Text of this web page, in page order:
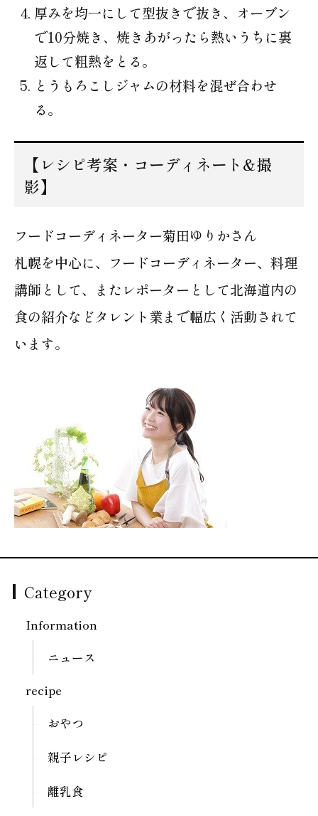
厚みを均一にして型抜きで抜き、オーブン
で10分焼き、焼きあがったら熱いうちに裏
返して粗熱をとる。
とうもろこしジャムの材料を混ぜ合わせ
る。
【レシピ考案・コーディネート&撮
影】
フードコーディネーター菊田ゆりかさん
札幌を中心に、フードコーディネーター、料理
講師として、またレポーターとして北海道内の
食の紹介などタレント業まで幅広く活動されて
います。
Category
Information
ニュース
recipe
おやつ
親子レシピ
離乳食